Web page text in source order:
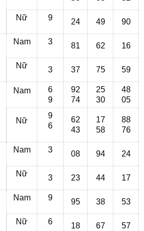
Nữ 9 24 49 90
Nam 3 81 62 16
Nữ 3 37 75 59
Nam
6
9
92
74
25
30
48
05
Nữ
9
6
62
43
17
58
88
76
Nam 3 08 94 24
Nữ 3 23 44 17
Nam 9 95 38 53
Nữ 6 18 67
57